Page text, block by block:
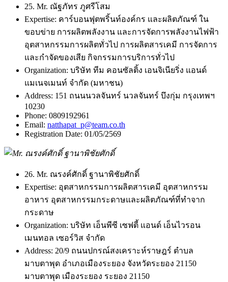
25. Mr. ณัฐภัทร ภูศรีโสม
Expertise: คาร์บอนฟุตพริ้นท์องค์กร และผลิตภัณฑ์ ใน
ขอบข่าย การผลิตพลังงาน และการจัดการพลังงานไฟฟ้า
อุตสาหกรรมการผลิตทั่วไป การผลิตสารเคมี การจัดการ
และกำจัดของเสีย กิจกรรมการบริการทั่วไป
Organization: บริษัท ทีม คอนซัลติ้ง เอนจิเนียริ่ง แอนด์
แมเนจเมนท์ จำกัด (มหาชน)
Address: 151 ถนนนวลจันทร์ นวลจันทร์ บึงกุ่ม กรุงเทพฯ
10230
Phone: 0809192961
Email: natthapat_p@team.co.th
Registration Date: 01/05/2569
26. Mr. ณรงค์ศักดิ์ ฐานาพิชัยศักดิ์
Expertise: อุตสาหกรรมการผลิตสารเคมี อุตสาหกรรม
อาหาร อุตสาหกรรมกระดาษและผลิตภัณฑ์ที่ทำจาก
กระดาษ
Organization: บริษัท เอ็นพีซี เซฟตี้ แอนด์ เอ็นไวรอน
เมนทอล เซอร์วิส จำกัด
Address: 20/9 ถนนปกรณ์สงเคราะห์ราษฎร์ ตำบล
มาบตาพุด อำเภอเมืองระยอง จังหวัดระยอง 21150
มาบตาพุด เมืองระยอง ระยอง 21150